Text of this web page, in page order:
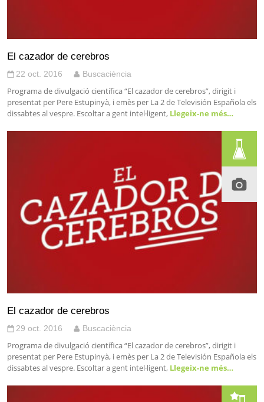
El cazador de cerebros
22 oct. 2016 Buscaciència
Programa de divulgació científica “El cazador de cerebros”, dirigit i
presentat per Pere Estupinyà, i emès per La 2 de Televisión Española els
dissabtes al vespre. Escoltar a gent intel·ligent, Llegeix-ne més…
El cazador de cerebros
29 oct. 2016 Buscaciència
Programa de divulgació científica “El cazador de cerebros”, dirigit i
presentat per Pere Estupinyà, i emès per La 2 de Televisión Española els
dissabtes al vespre. Escoltar a gent intel·ligent, Llegeix-ne més…